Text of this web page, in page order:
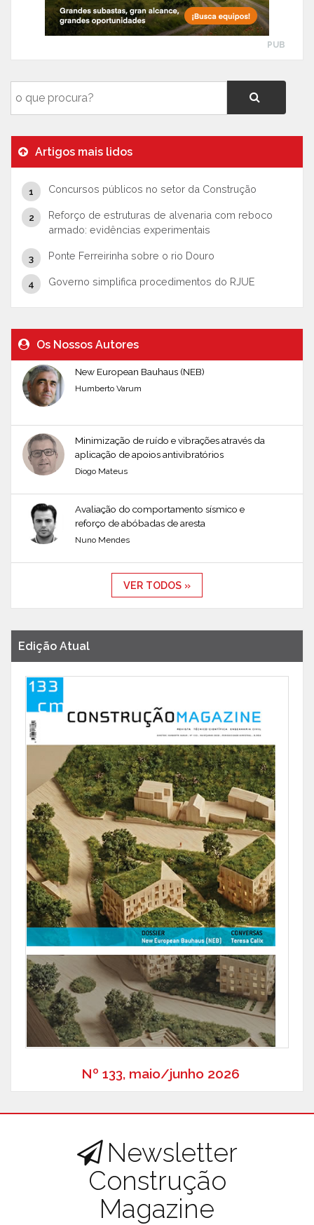
PUB
Artigos mais lidos
Concursos públicos no setor da Construção
Reforço de estruturas de alvenaria com reboco
armado: evidências experimentais
Ponte Ferreirinha sobre o rio Douro
Governo simplifica procedimentos do RJUE
Os Nossos Autores
New European Bauhaus (NEB)
Humberto Varum
Minimização de ruído e vibrações através da
aplicação de apoios antivibratórios
Diogo Mateus
Avaliação do comportamento sísmico e
reforço de abóbadas de aresta
Nuno Mendes
VER TODOS »
Edição Atual
Nº 133, maio/junho 2026
Newsletter
Construção
Magazine